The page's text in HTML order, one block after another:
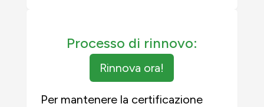
Processo di rinnovo:
Rinnova ora!
Per mantenere la certificazione